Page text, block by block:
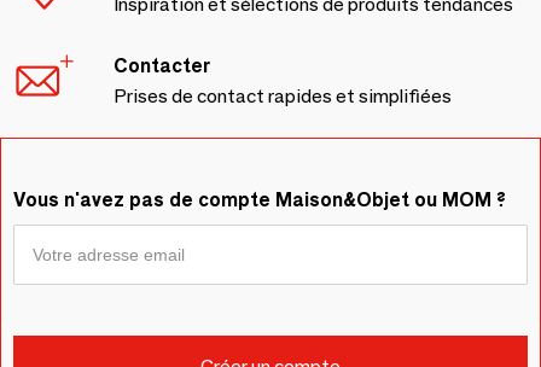
Contacter
Prises de contact rapides et simplifiées
Vous n'avez pas de compte Maison&Objet ou MOM ?